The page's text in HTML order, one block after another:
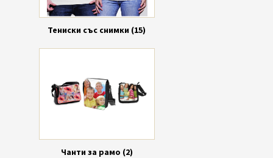
Тениски със снимки (15)
Чанти за рамо (2)